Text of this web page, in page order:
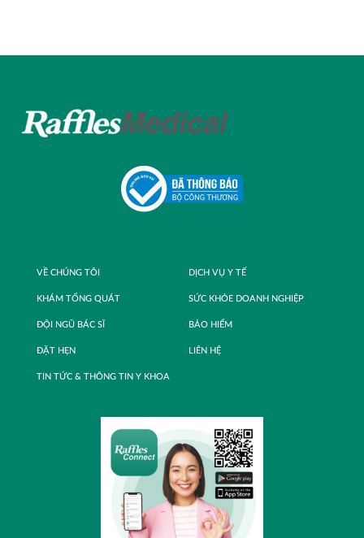
VỀ CHÚNG TÔI DỊCH VỤ Y TẾ
KHÁM TỔNG QUÁT SỨC KHỎE DOANH NGHIỆP
ĐỘI NGŨ BÁC SĨ BẢO HIỂM
ĐẶT HẸN LIÊN HỆ
TIN TỨC & THÔNG TIN Y KHOA